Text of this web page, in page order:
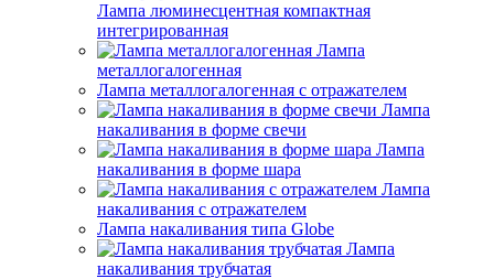
Лампа люминесцентная компактная
интегрированная
Лампа
металлогалогенная
Лампа металлогалогенная с отражателем
Лампа
накаливания в форме свечи
Лампа
накаливания в форме шара
Лампа
накаливания с отражателем
Лампа накаливания типа Globe
Лампа
накаливания трубчатая